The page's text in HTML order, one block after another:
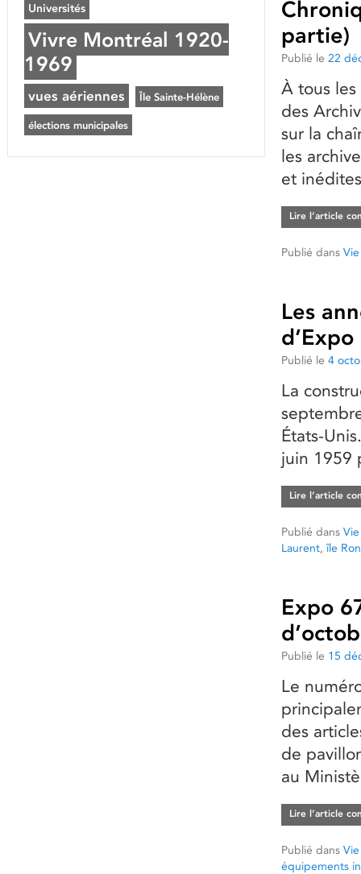
partie)
Publié le 22
À tous
des
sur la
les
et
Lire l’article
Publié dans
Les
Publié le 4
La
États-
juin 1959
Lire l’article
Publié dans
Laurent,île
Expo
Publié le 15
Le
des
de
au
Lire l’article
Publié dans
équipements
Universités
Vivre Montréal 1920-
1969
vues aériennes Île Sainte-Hélène
élections municipales